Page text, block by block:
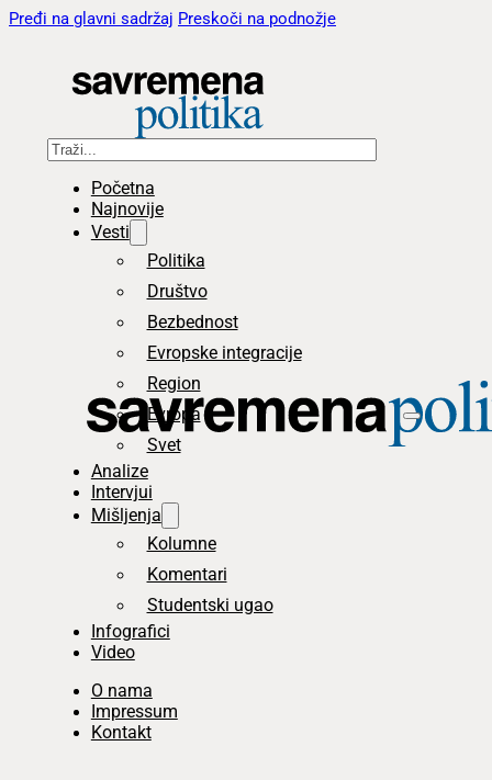
Pređi na glavni sadržaj Preskoči na podnožje
Pretraga
Početna
Najnovije
Vesti
Politika
Društvo
Bezbednost
Evropske integracije
Region
Evropa
Svet
Analize
Intervjui
Mišljenja
Kolumne
Komentari
Studentski ugao
Infografici
Video
O nama
Impressum
Kontakt